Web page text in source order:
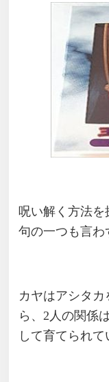
呪い解く方法
句の一つも言わ
カヤはアシタ
ら、2人の関係
して育てられて